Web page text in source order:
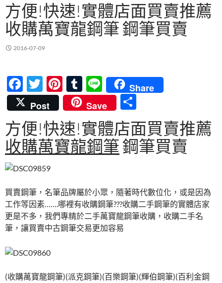
方便!快速!實體店面買賣推薦
收購萬寶龍鋼筆 鋼筆買賣
2016-07-09
F
ac
e
b
o
o
T
w
itt
er
Pi
nt
er
es
t
T
u
m
bl
r
Li
n
e
Share
Post
Save
享
方便!快速!實體店面買賣推薦
收購萬寶龍鋼筆鋼筆買賣
買賣鋼筆，名筆品牌屬於小眾，隨著時代數位化，或是因為
工作等因素…….哪裡有收購鋼筆???收購二手鋼筆的實體店家
更是不多，我們專精於二手萬寶龍鋼筆收購，收購二手名
筆，讓買賣中古鋼筆交易更加容易
(收購萬寶龍鋼筆)(派克鋼筆)(百樂鋼筆)(輝伯鋼筆)(百利金鋼